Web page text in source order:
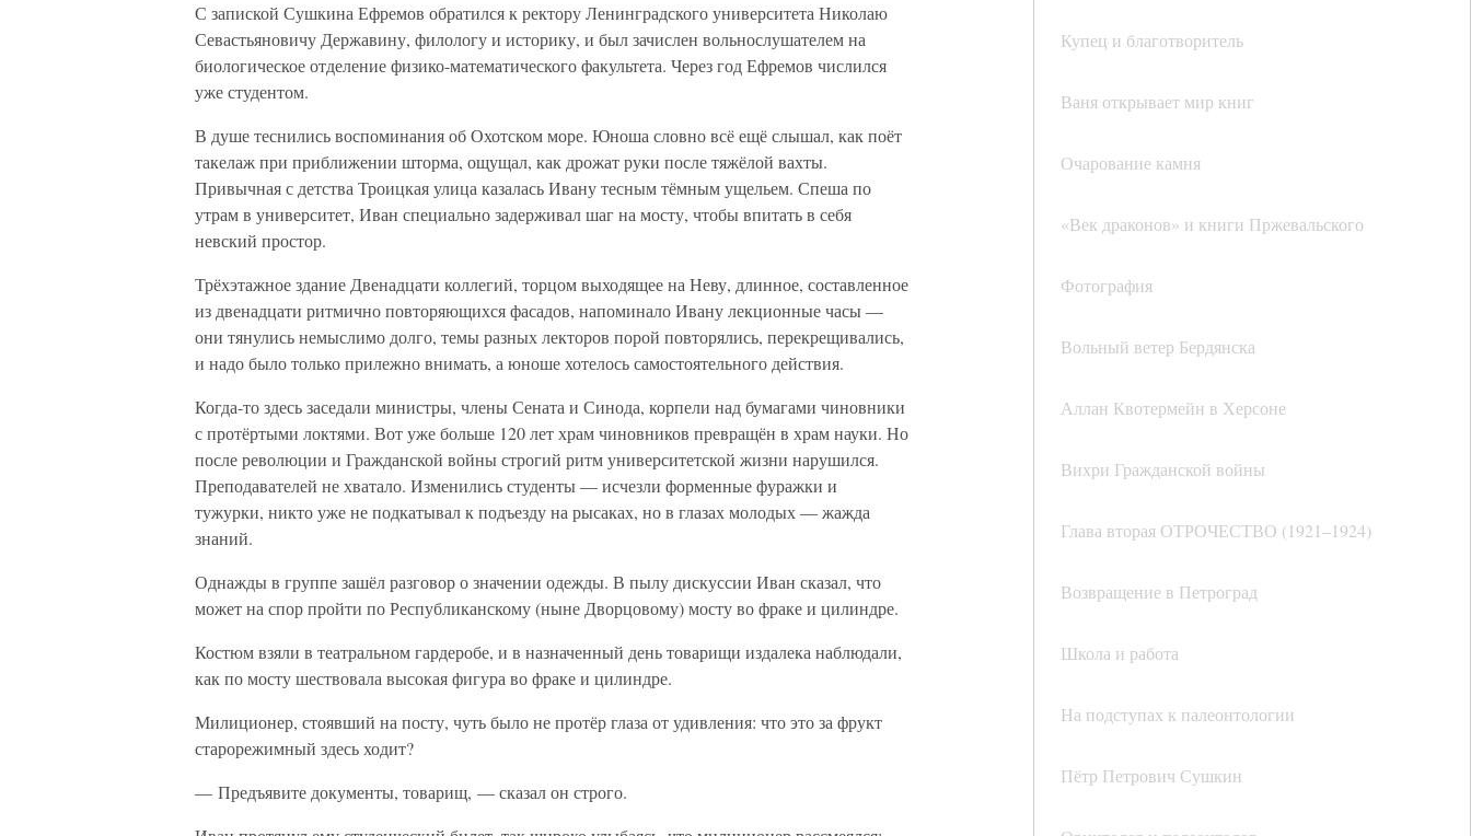
Купец и благотворитель
Ваня открывает мир книг
Очарование камня
«Век драконов» и книги Пржевальского
Фотография
Вольный ветер Бердянска
Аллан Квотермейн в Херсоне
Вихри Гражданской войны
Глава вторая ОТРОЧЕСТВО (1921–1924)
Возвращение в Петроград
Школа и работа
На подступах к палеонтологии
Пётр Петрович Сушкин
С запиской Сушкина Ефремов обратился к ректору Ленинградского университета Николаю
Севастьяновичу Державину, филологу и историку, и был зачислен вольнослушателем на
биологическое отделение физико-математического факультета. Через год Ефремов числился
уже студентом.
В душе теснились воспоминания об Охотском море. Юноша словно всё ещё слышал, как поёт
такелаж при приближении шторма, ощущал, как дрожат руки после тяжёлой вахты.
Привычная с детства Троицкая улица казалась Ивану тесным тёмным ущельем. Спеша по
утрам в университет, Иван специально задерживал шаг на мосту, чтобы впитать в себя
невский простор.
Трёхэтажное здание Двенадцати коллегий, торцом выходящее на Неву, длинное, составленное
из двенадцати ритмично повторяющихся фасадов, напоминало Ивану лекционные часы —
они тянулись немыслимо долго, темы разных лекторов порой повторялись, перекрещивались,
и надо было только прилежно внимать, а юноше хотелось самостоятельного действия.
Когда-то здесь заседали министры, члены Сената и Синода, корпели над бумагами чиновники
с протёртыми локтями. Вот уже больше 120 лет храм чиновников превращён в храм науки. Но
после революции и Гражданской войны строгий ритм университетской жизни нарушился.
Преподавателей не хватало. Изменились студенты — исчезли форменные фуражки и
тужурки, никто уже не подкатывал к подъезду на рысаках, но в глазах молодых — жажда
знаний.
Однажды в группе зашёл разговор о значении одежды. В пылу дискуссии Иван сказал, что
может на спор пройти по Республиканскому (ныне Дворцовому) мосту во фраке и цилиндре.
Костюм взяли в театральном гардеробе, и в назначенный день товарищи издалека наблюдали,
как по мосту шествовала высокая фигура во фраке и цилиндре.
Милиционер, стоявший на посту, чуть было не протёр глаза от удивления: что это за фрукт
старорежимный здесь ходит?
— Предъявите документы, товарищ, — сказал он строго.